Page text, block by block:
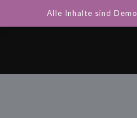
Alle Inhalte sind